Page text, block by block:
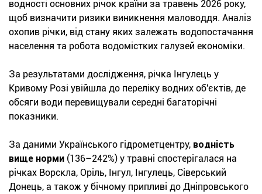
водності основних річок країни за травень 2026 року,
щоб визначити ризики виникнення маловоддя. Аналіз
охопив річки, від стану яких залежать водопостачання
населення та робота водомістких галузей економіки.
За результатами дослідження, річка Інгулець у
Кривому Розі увійшла до переліку водних об'єктів, де
обсяги води перевищували середні багаторічні
показники.
За даними Українського гідрометцентру, водність
вище норми (136–242%) у травні спостерігалася на
річках Ворскла, Оріль, Інгул, Інгулець, Сіверський
Донець, а також у бічному припливі до Дніпровського